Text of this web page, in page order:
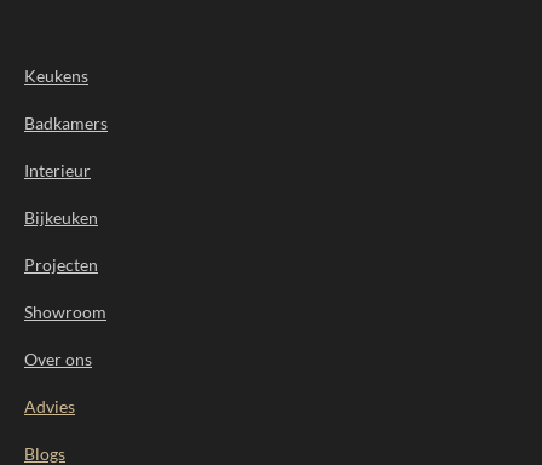
Keukens
Badkamers
Interieur
Bijkeuken
Projecten
Showroom
Over ons
Advies
Blogs